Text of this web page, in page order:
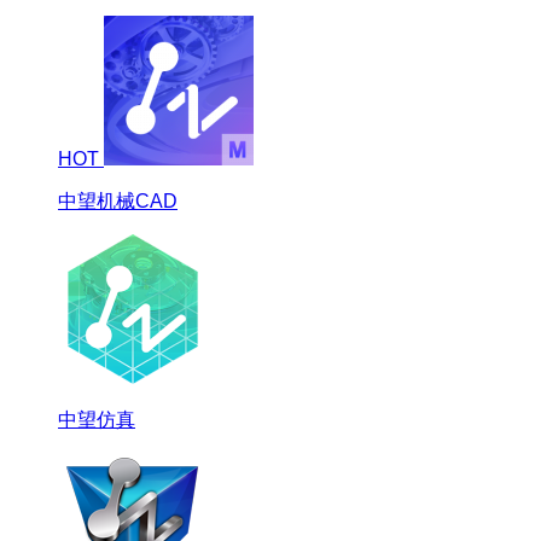
HOT
中望机械CAD
中望仿真